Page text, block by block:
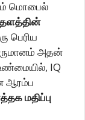
மொபைல்
பெரிய
அதன்
உண்மையில், IQ
ஆரம்ப
மதிப்பு